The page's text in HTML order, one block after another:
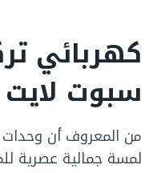
كهربائي
سبوت لايت
من المعروف أن
لمسة جمالية عصرية